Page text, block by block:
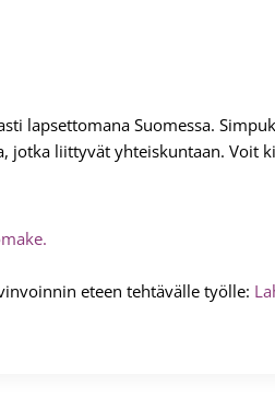
lapsettomana Suomessa.
liittyvät yhteiskuntaan. Voit
eteen tehtävälle työlle: